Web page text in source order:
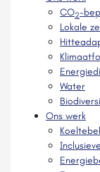
CO2-
Lokale
Water
Ons werk